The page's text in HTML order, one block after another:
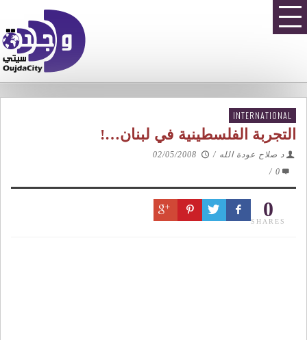
INTERNATIONAL
التجربة الفلسطينية في لبنان…!
د صلاح عودة الله /
02/05/2008
0
/
0
SHARES